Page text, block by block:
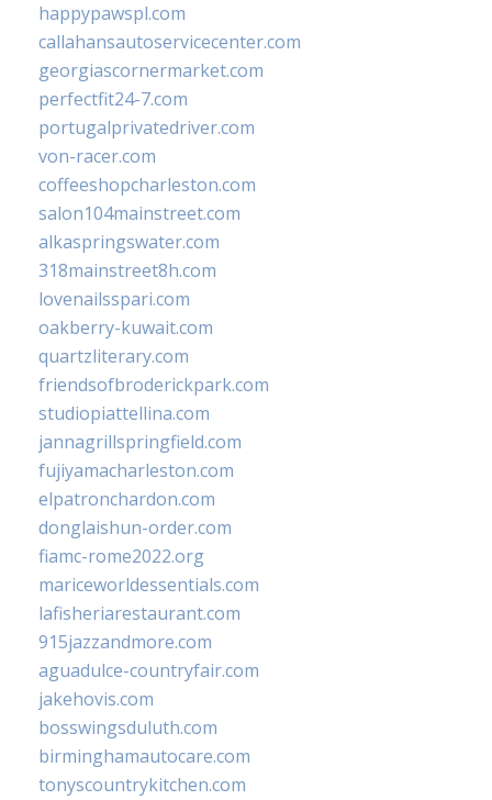
happypawspl.com
callahansautoservicecenter.com
georgiascornermarket.com
perfectfit24-7.com
portugalprivatedriver.com
von-racer.com
coffeeshopcharleston.com
salon104mainstreet.com
alkaspringswater.com
318mainstreet8h.com
lovenailsspari.com
oakberry-kuwait.com
quartzliterary.com
friendsofbroderickpark.com
studiopiattellina.com
jannagrillspringfield.com
fujiyamacharleston.com
elpatronchardon.com
donglaishun-order.com
fiamc-rome2022.org
mariceworldessentials.com
lafisheriarestaurant.com
915jazzandmore.com
aguadulce-countryfair.com
jakehovis.com
bosswingsduluth.com
birminghamautocare.com
tonyscountrykitchen.com